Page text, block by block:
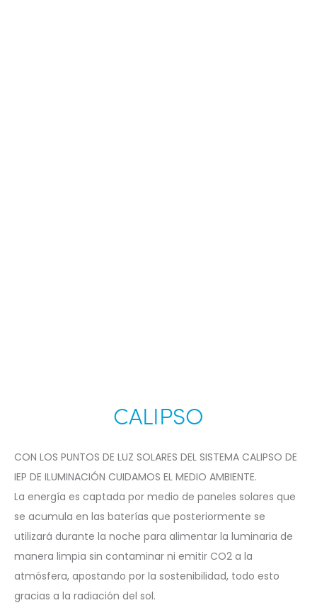
CALIPSO
CON LOS PUNTOS DE LUZ SOLARES DEL SISTEMA CALIPSO DE
IEP DE ILUMINACIÓN CUIDAMOS EL MEDIO AMBIENTE.
La energía es captada por medio de paneles solares que
se acumula en las baterías que posteriormente se
utilizará durante la noche para alimentar la luminaria de
manera limpia sin contaminar ni emitir CO2 a la
atmósfera, apostando por la sostenibilidad, todo esto
gracias a la radiación del sol.